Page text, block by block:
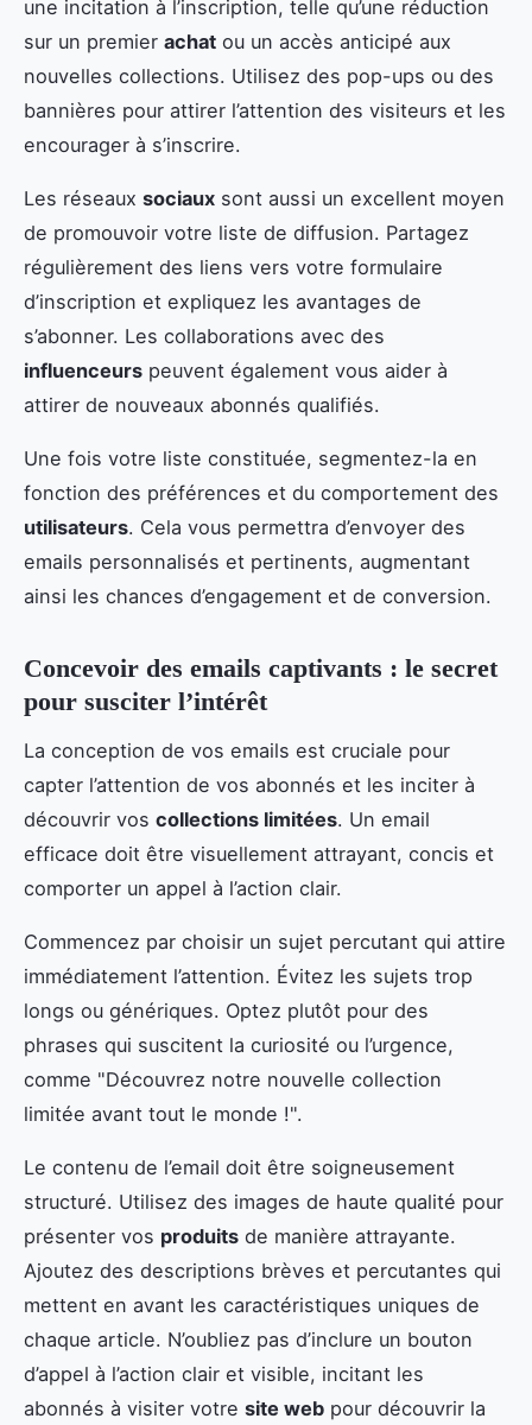
une incitation à l’inscription, telle qu’une réduction
sur un premier achat ou un accès anticipé aux
nouvelles collections. Utilisez des pop-ups ou des
bannières pour attirer l’attention des visiteurs et les
encourager à s’inscrire.
Les réseaux sociaux sont aussi un excellent moyen
de promouvoir votre liste de diffusion. Partagez
régulièrement des liens vers votre formulaire
d’inscription et expliquez les avantages de
s’abonner. Les collaborations avec des
influenceurs peuvent également vous aider à
attirer de nouveaux abonnés qualifiés.
Une fois votre liste constituée, segmentez-la en
fonction des préférences et du comportement des
utilisateurs. Cela vous permettra d’envoyer des
emails personnalisés et pertinents, augmentant
ainsi les chances d’engagement et de conversion.
Concevoir des emails captivants : le secret
pour susciter l’intérêt
La conception de vos emails est cruciale pour
capter l’attention de vos abonnés et les inciter à
découvrir vos collections limitées. Un email
efficace doit être visuellement attrayant, concis et
comporter un appel à l’action clair.
Commencez par choisir un sujet percutant qui attire
immédiatement l’attention. Évitez les sujets trop
longs ou génériques. Optez plutôt pour des
phrases qui suscitent la curiosité ou l’urgence,
comme "Découvrez notre nouvelle collection
limitée avant tout le monde !".
Le contenu de l’email doit être soigneusement
structuré. Utilisez des images de haute qualité pour
présenter vos produits de manière attrayante.
Ajoutez des descriptions brèves et percutantes qui
mettent en avant les caractéristiques uniques de
chaque article. N’oubliez pas d’inclure un bouton
d’appel à l’action clair et visible, incitant les
abonnés à visiter votre site web pour découvrir la